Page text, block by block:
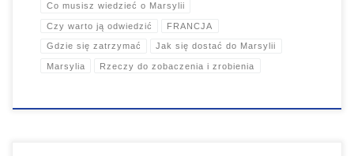
Co musisz wiedzieć o Marsylii
Czy warto ją odwiedzić FRANCJA
Gdzie się zatrzymać Jak się dostać do Marsylii
Marsylia Rzeczy do zobaczenia i zrobienia